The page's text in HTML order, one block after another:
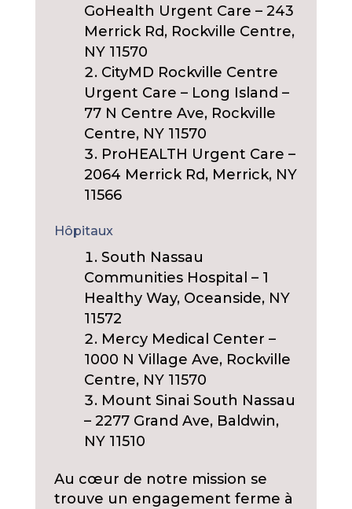
GoHealth Urgent Care – 243
Merrick Rd, Rockville Centre,
NY 11570
CityMD Rockville Centre
Urgent Care – Long Island –
77 N Centre Ave, Rockville
Centre, NY 11570
ProHEALTH Urgent Care –
2064 Merrick Rd, Merrick, NY
11566
Hôpitaux
South Nassau
Communities Hospital – 1
Healthy Way, Oceanside, NY
11572
Mercy Medical Center –
1000 N Village Ave, Rockville
Centre, NY 11570
Mount Sinai South Nassau
– 2277 Grand Ave, Baldwin,
NY 11510
Au cœur de notre mission se
trouve un engagement ferme à